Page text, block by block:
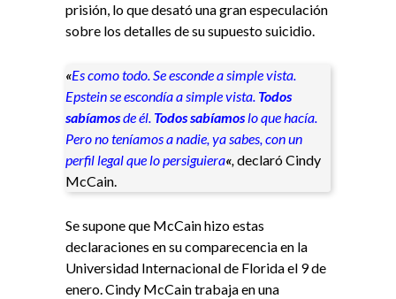
prisión, lo que desató una gran especulación
sobre los detalles de su supuesto suicidio.
«Es como todo. Se esconde a simple vista.
Epstein se escondía a simple vista. Todos
sabíamosde él. Todossabíamoslo que hacía.
Pero no teníamos a nadie, ya sabes, con un
perfil legal que lo persiguiera«,declaró Cindy
McCain.
Se supone que McCain hizo estas
declaraciones en su comparecencia en la
Universidad Internacional de Florida el 9 de
enero. Cindy McCain trabaja en una